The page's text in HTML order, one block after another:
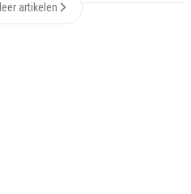
artikelen